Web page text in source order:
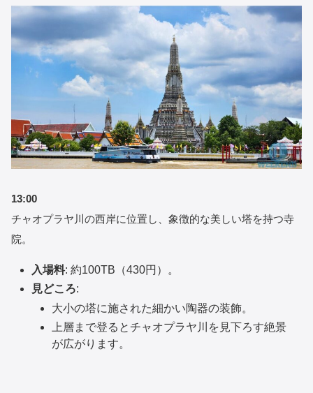
13:00
チャオプラヤ川の西岸に位置し、象徴的な美しい塔を持つ寺
院。
入場料: 約100TB（430円）。
見どころ:
大小の塔に施された細かい陶器の装飾。
上層まで登るとチャオプラヤ川を見下ろす絶景
が広がります。